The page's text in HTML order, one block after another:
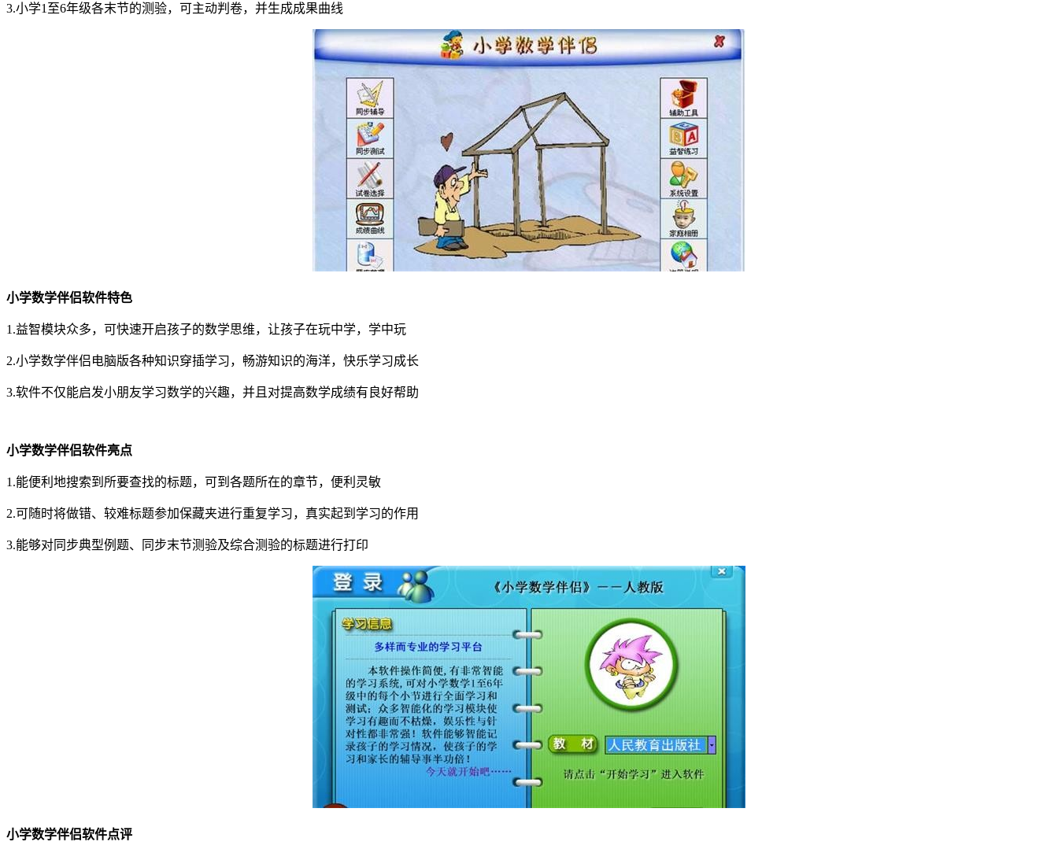
3.小学1至6年级各末节的测验，可主动判卷，并生成成果曲线
小学数学伴侣软件特色
1.益智模块众多，可快速开启孩子的数学思维，让孩子在玩中学，学中玩
2.小学数学伴侣电脑版各种知识穿插学习，畅游知识的海洋，快乐学习成长
3.软件不仅能启发小朋友学习数学的兴趣，并且对提高数学成绩有良好帮助
小学数学伴侣软件亮点
1.能便利地搜索到所要查找的标题，可到各题所在的章节，便利灵敏
2.可随时将做错、较难标题参加保藏夹进行重复学习，真实起到学习的作用
3.能够对同步典型例题、同步末节测验及综合测验的标题进行打印
小学数学伴侣软件点评